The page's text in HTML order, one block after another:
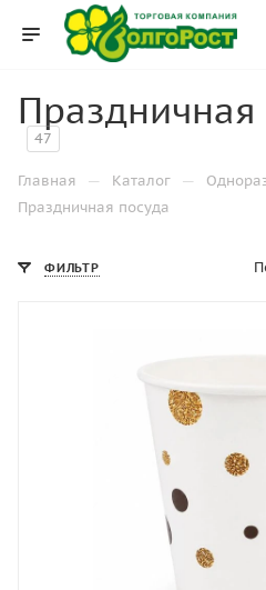
Праздничная
47
Главная — Каталог —
Праздничная посуда
ФИЛЬТР